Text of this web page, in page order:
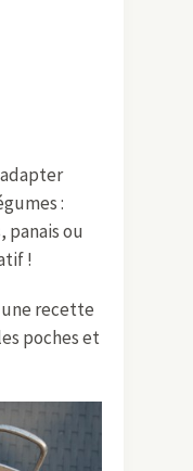
:
ou
!
une recette
poches et